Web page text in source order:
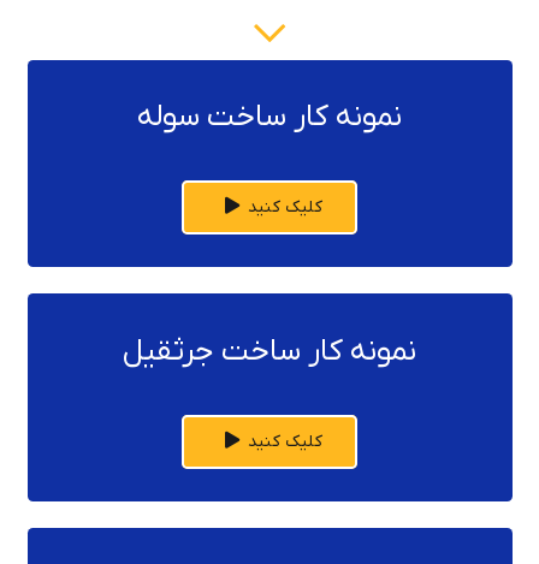
نمونه کار ساخت سوله
کلیک کنید
نمونه کار ساخت جرثقیل
کلیک کنید